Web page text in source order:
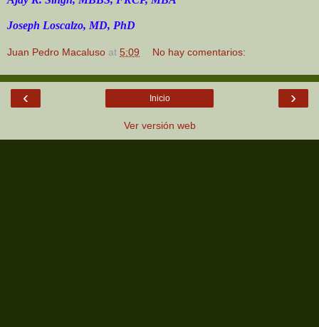
Joseph Loscalzo, MD, PhD
Juan Pedro Macaluso at 5:09 No hay comentarios:
‹ ›
Inicio
Ver versión web